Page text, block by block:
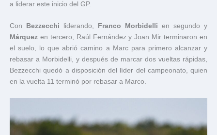
a liderar este inicio del GP.
Con Bezzecchi liderando, Franco Morbidelli en segundo y
Márquez en tercero, Raúl Fernández y Joan Mir terminaron en
el suelo, lo que abrió camino a Marc para primero alcanzar y
rebasar a Morbidelli, y después de marcar dos vueltas rápidas,
Bezzecchi quedó a disposición del líder del campeonato, quien
en la vuelta 11 terminó por rebasar a Marco.